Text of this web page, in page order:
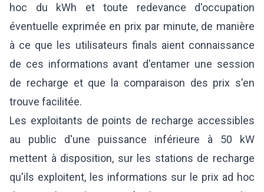
hoc du kWh et toute redevance d'occupation
éventuelle exprimée en prix par minute, de manière
à ce que les utilisateurs finals aient connaissance
de ces informations avant d'entamer une session
de recharge et que la comparaison des prix s'en
trouve facilitée.
Les exploitants de points de recharge accessibles
au public d'une puissance inférieure à 50 kW
mettent à disposition, sur les stations de recharge
qu'ils exploitent, les informations sur le prix ad hoc